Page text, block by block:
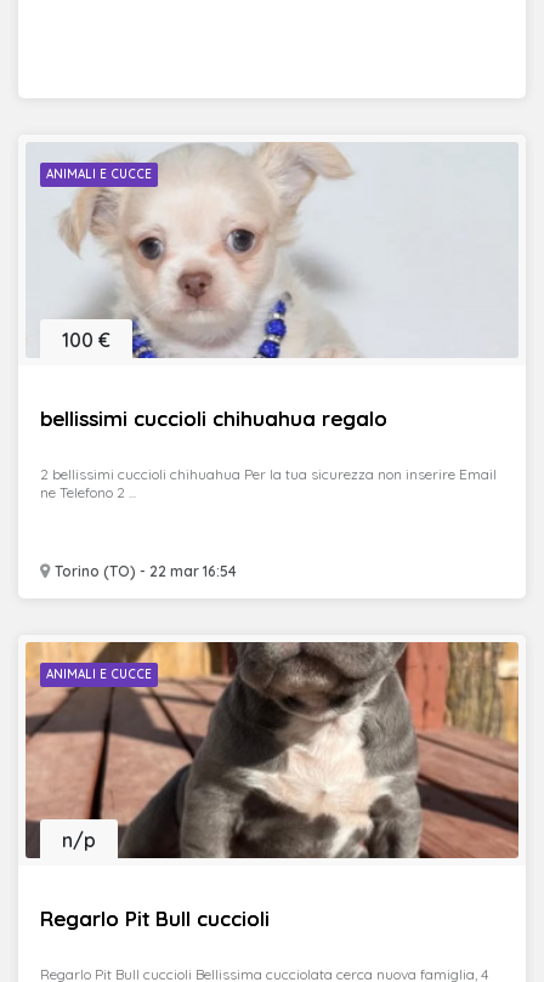
ANIMALI E CUCCE
bellissimi cuccioli chihuahua regalo
Torino (TO) - 22 mar 16:54
100 €
2 bellissimi cuccioli chihuahua Per la tua sicurezza non inserire Email
ne Telefono 2 ...
ANIMALI E CUCCE
Regarlo Pit Bull cuccioli
n/p
Regarlo Pit Bull cuccioli Bellissima cucciolata cerca nuova famiglia, 4